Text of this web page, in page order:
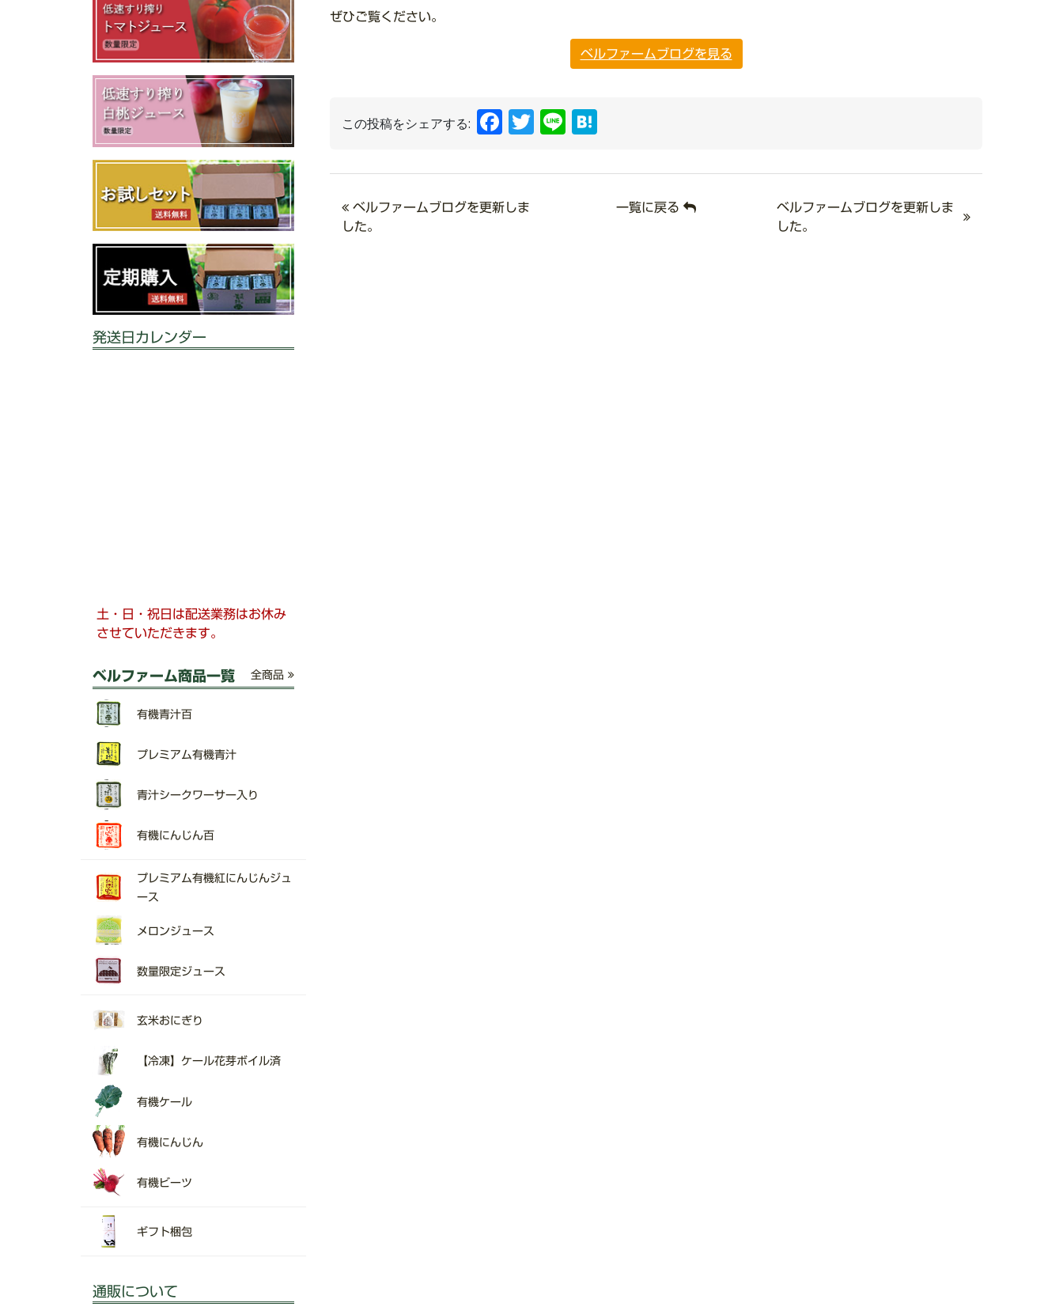
発送日カレンダー
土・日・祝日は配送業務はお休み
させていただきます。
ベルファーム商品一覧 全商品
有機青汁百
プレミアム有機青汁
青汁シークワーサー入り
有機にんじん百
プレミアム有機紅にんじんジュ
ース
メロンジュース
数量限定ジュース
玄米おにぎり
【冷凍】ケール花芽ボイル済
有機ケール
有機にんじん
有機ビーツ
ギフト梱包
通販について
ぜひご覧ください。
ベルファームブログを見る
この投稿をシェアする: Facebook
Twitter
Line
ベルファームブログを更新しま
した。
一覧に戻る
ベルファームブログを更新しま
した。